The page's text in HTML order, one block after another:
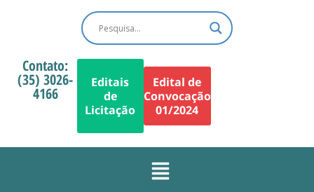
Contato:
(35) 3026-
4166
Editais
de
Licitação
Edital de
Convocação
01/2024